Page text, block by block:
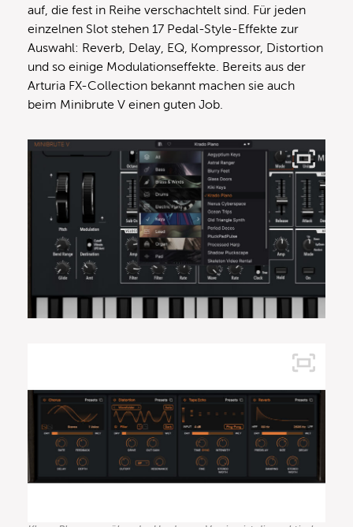
auf, die fest in Reihe verschachtelt sind. Für jeden
einzelnen Slot stehen 17 Pedal-Style-Effekte zur
Auswahl: Reverb, Delay, EQ, Kompressor, Distortion
und so einige Modulationseffekte. Bereits aus der
Arturia FX-Collection bekannt machen sie auch
beim Minibrute V einen guten Job.